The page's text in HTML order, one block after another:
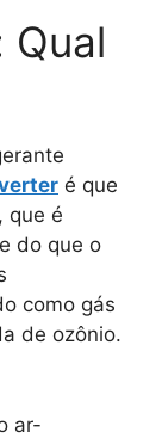
Qual
é que
que é
do que o
como gás
de ozônio.
ar-